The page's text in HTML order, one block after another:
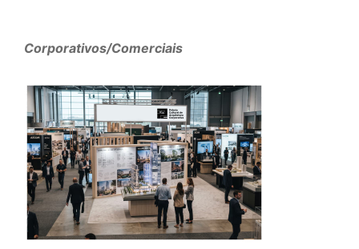
Corporativos/Comerciais